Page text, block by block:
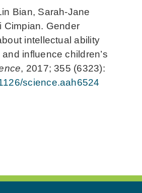
Bian, Sarah-Jane
Cimpian. Gender
intellectual ability
influence children’s
, 2017; 355 (6323):
science.aah6524